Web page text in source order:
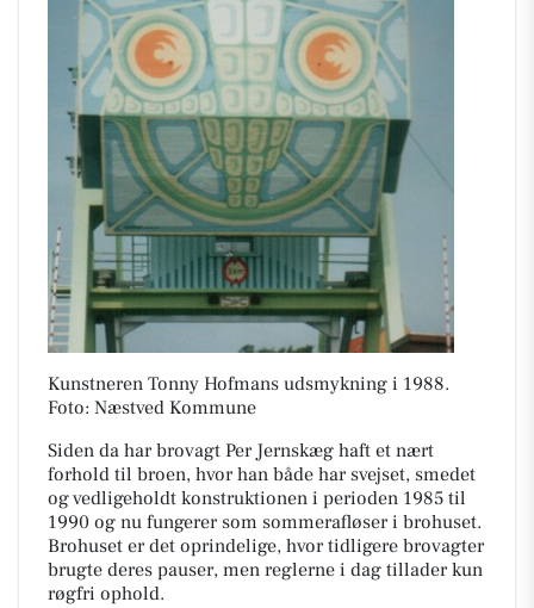
Kunstneren Tonny Hofmans udsmykning i 1988.
Foto: Næstved Kommune
Siden da har brovagt Per Jernskæg haft et nært
forhold til broen, hvor han både har svejset, smedet
og vedligeholdt konstruktionen i perioden 1985 til
1990 og nu fungerer som sommerafløser i brohuset.
Brohuset er det oprindelige, hvor tidligere brovagter
brugte deres pauser, men reglerne i dag tillader kun
røgfri ophold.